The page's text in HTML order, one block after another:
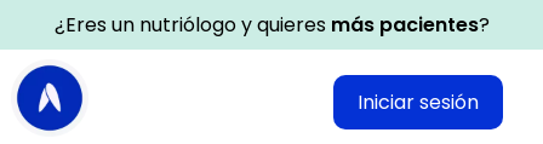
¿Eres un nutriólogo y quieres más pacientes?
Iniciar sesión